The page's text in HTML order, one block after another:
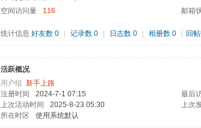
空间访问量
116 邮箱
统计信息 好友数 0 记录数 0 日志数 0 相册数 0 回
活跃概况
用户组 新手上路
注册时间
2024-7-1 07:15 最后
上次活动时间
2025-8-23 05:30 上次
所在时区
使用系统默认